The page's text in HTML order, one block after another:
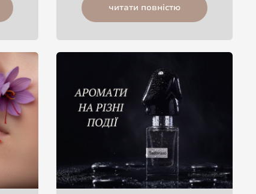
читати повністю